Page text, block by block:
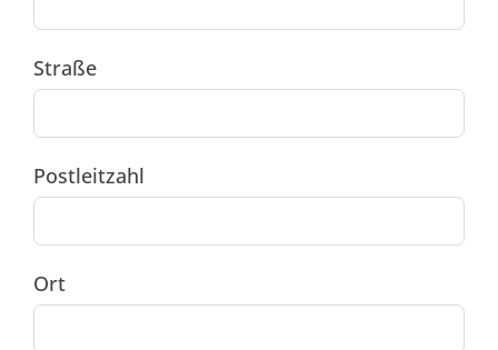
Straße
Postleitzahl
Ort